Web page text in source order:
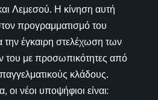
Λεμεσού. Η κίνηση αυτή
προγραμματισμό του
την έγκαιρη στελέχωση των
του με προσωπικότητες από
κλάδους.
οι νέοι υποψήφιοι είναι: